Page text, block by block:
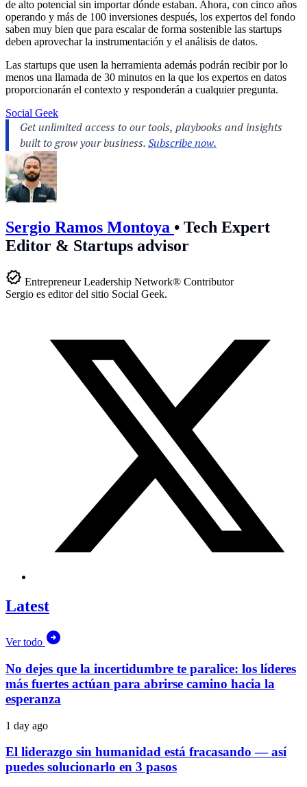
de alto potencial sin importar dónde estaban. Ahora, con cinco años
operando y más de 100 inversiones después, los expertos del fondo
saben muy bien que para escalar de forma sostenible las startups
deben aprovechar la instrumentación y el análisis de datos.
Las startups que usen la herramienta además podrán recibir por lo
menos una llamada de 30 minutos en la que los expertos en datos
proporcionarán el contexto y responderán a cualquier pregunta.
Social Geek
Sergio Ramos Montoya • Tech Expert
Editor & Startups advisor
Entrepreneur Leadership Network® Contributor
Sergio es editor del sitio Social Geek.
Latest
Ver todo
No dejes que la incertidumbre te paralice: los líderes
más fuertes actúan para abrirse camino hacia la
esperanza
1 day ago
El liderazgo sin humanidad está fracasando — así
puedes solucionarlo en 3 pasos